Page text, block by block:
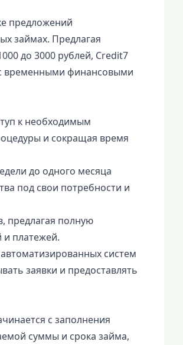
предложений
займах. Предлагая
до 3000 рублей, Credit7
временными финансовыми
к необходимым
и сокращая время
до одного месяца
под свои потребности и
предлагая полную
и платежей.
систем
заявки и предоставлять
с заполнения
суммы и срока займа,